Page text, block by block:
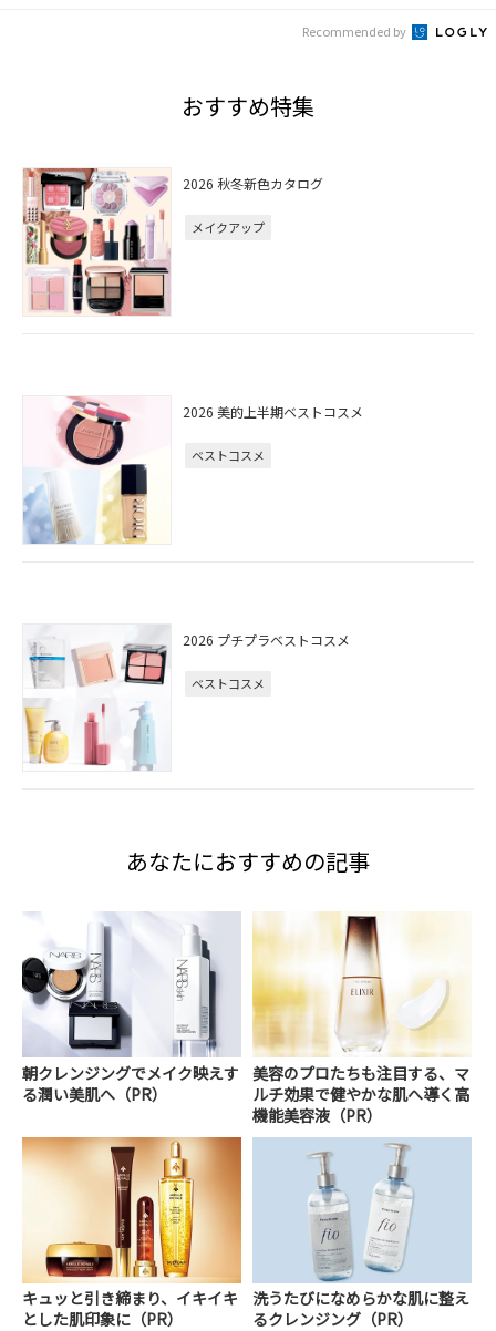
Recommended by
おすすめ特集
2026 秋冬新色カタログ
メイクアップ
2026 美的上半期ベストコスメ
ベストコスメ
2026 プチプラベストコスメ
ベストコスメ
あなたにおすすめの記事
朝クレンジングでメイク映えす
る潤い美肌へ（PR）
美容のプロたちも注目する、マ
ルチ効果で健やかな肌へ導く高
機能美容液（PR）
キュッと引き締まり、イキイキ
とした肌印象に（PR）
洗うたびになめらかな肌に整え
るクレンジング（PR）